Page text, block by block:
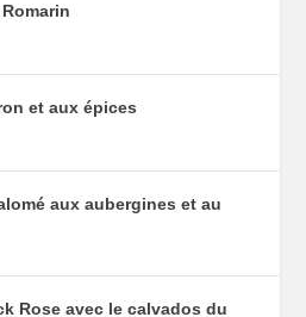
et aux épices
aux aubergines et au
Rose avec le calvados du